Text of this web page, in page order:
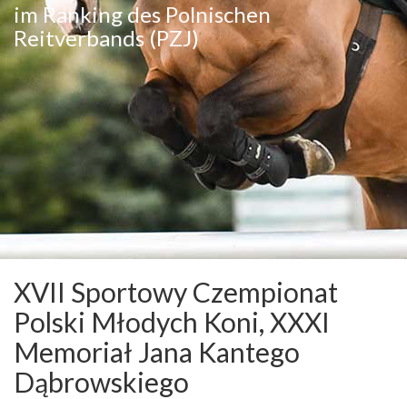
im Ranking des Polnischen
Reitverbands (PZJ)
XVII Sportowy Czempionat
Polski Młodych Koni, XXXI
Memoriał Jana Kantego
Dąbrowskiego